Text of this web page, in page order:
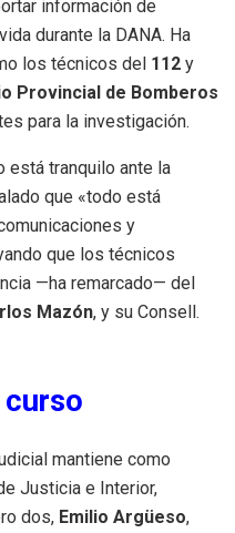
información de
durante la DANA. Ha
los técnicos del 112 y
Provincial de Bomberos
para la investigación.
está tranquilo ante la
que «todo está
y
que los técnicos
—ha remarcado— del
Mazón, y su Consell.
curso
mantiene como
Justicia e Interior,
dos, Emilio Argüeso,